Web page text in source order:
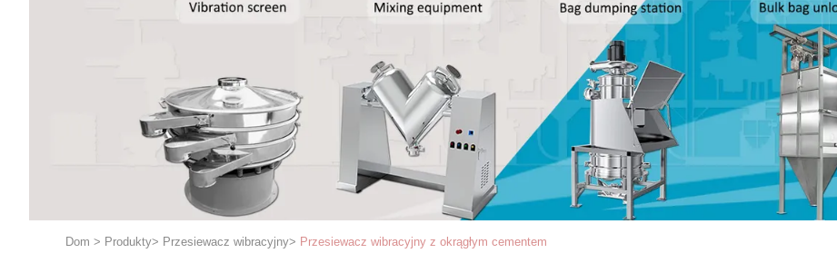
Dom > Produkty> Przesiewacz wibracyjny> Przesiewacz wibracyjny z okrągłym cementem